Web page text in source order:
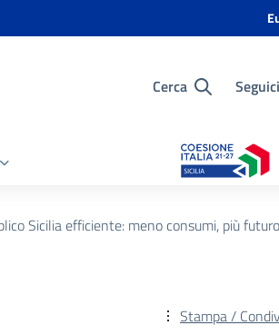
Cerca
Sicilia efficiente: meno consumi, più
Stampa /